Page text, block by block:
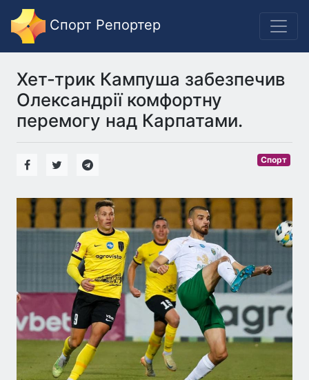
Спорт Репортер
Хет-трик Кампуша забезпечив
Олександрії комфортну
перемогу над Карпатами.
Спорт